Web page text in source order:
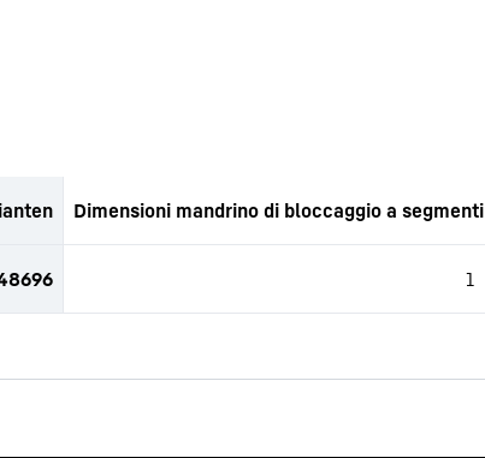
Dimensioni mandrino di bloccaggio a segmenti
1